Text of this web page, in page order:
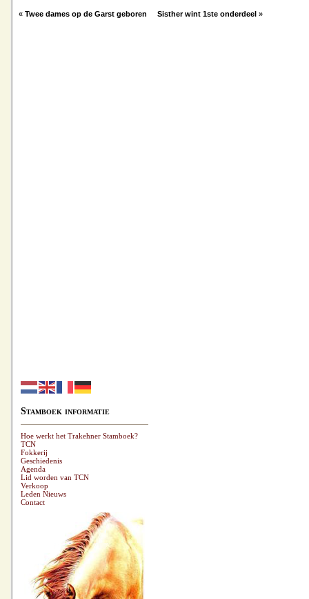
« Twee dames op de Garst geboren Sisther wint 1ste onderdeel »
Stamboek informatie
Hoe werkt het Trakehner Stamboek?
TCN
Fokkerij
Geschiedenis
Agenda
Lid worden van TCN
Verkoop
Leden Nieuws
Contact